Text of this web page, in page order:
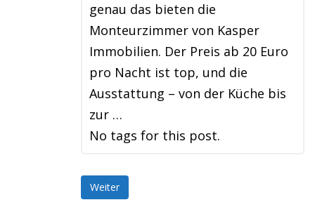
genau das bieten die
Monteurzimmer von Kasper
Immobilien. Der Preis ab 20 Euro
pro Nacht ist top, und die
Ausstattung – von der Küche bis
zur …
No tags for this post.
Weiter